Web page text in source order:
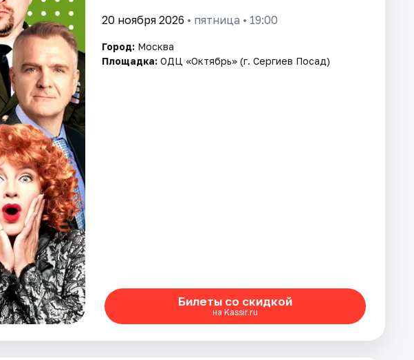
20 ноября 2026 • пятница • 19:00
Город: Москва
Площадка: ОДЦ «Октябрь» (г. Сергиев Посад)
Билеты со скидкой
на Kassir.ru